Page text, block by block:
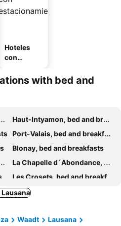
Hoteles
con
miento with bed and
Haut-Intyamon, bed and breakfasts
Port-Valais, bed and breakfasts
Blonay, bed and breakfasts
La Chapelle d´Abondance, bed and breakfasts
Les Crosets, bed and breakfasts
Mathod, bed and breakfasts
Saint-Paul-en-Chablais, bed and breakfasts
Waadt
Lausana